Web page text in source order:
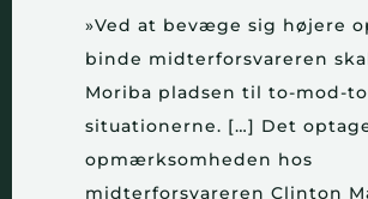
»Ved at bevæge sig højere
binde midterforsvareren
Moriba pladsen til to-mod-
situationerne. […] Det
opmærksomheden hos
midterforsvareren Clinton